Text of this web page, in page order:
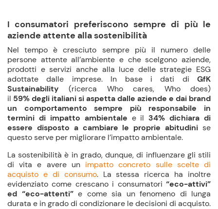
I consumatori preferiscono sempre di più le
aziende attente alla sostenibilità
Nel tempo è cresciuto sempre più il numero delle
persone attente all’ambiente e che scelgono aziende,
prodotti e servizi anche alla luce delle strategie ESG
adottate dalle imprese. In base i dati di GfK
Sustainability(ricerca Who cares, Who does)
il 59% degli italiani si aspetta dalle aziende e dai brand
un comportamento sempre più responsabile in
termini di impatto ambientale e il34% dichiara di
essere disposto a cambiare le proprie abitudini se
questo serve per migliorare l’impatto ambientale.
La sostenibilità è in grado, dunque, di influenzare gli stili
di vita e avere un impatto concreto sulle scelte di
acquisto e di consumo. La stessa ricerca ha inoltre
evidenziato come crescano i consumatori “eco-attivi”
ed “eco-attenti”e come sia un fenomeno di lunga
durata e in grado di condizionare le decisioni di acquisto.